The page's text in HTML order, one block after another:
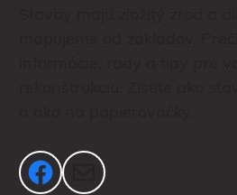
Facebook
Mail